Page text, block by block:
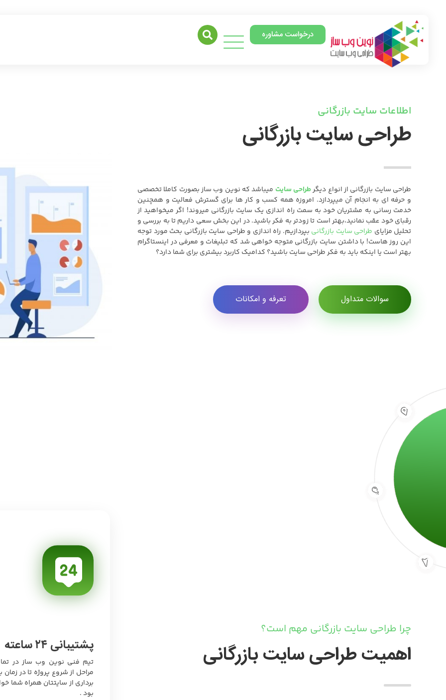
درخواست مشاوره
اطلاعات سایت بازرگانی
طراحی سایت بازرگانی
طراحی سایت بازرگانی از انواع دیگرطراحی سایت میباشد که نوین وب ساز بصورت کاملا تخصصی
و حرفه ای به انجام آن میپردازد. امروزه همه کسب و کار ها برای گسترش فعالیت و همچنین
خدمت رسانی به مشتریان خود به سمت راه اندازی یک سایت بازرگانی میروند! اگر میخواهید از
رقبای خود عقب نمانید،بهتر است تا زودتر به فکر باشید. در این بخش سعی داریم تا به بررسی و
تحلیل مزایای طراحی سایت بازرگانی بپردازیم. راه اندازی و طراحی سایت بازرگانی بحث مورد توجه
این روز هاست! با داشتن سایت بازرگانی متوجه خواهی شد که تبلیغات و معرفی در اینستاگرام
بهتر است یا اینکه باید به فکر طراحی سایت باشید؟ کدامیک کاربرد بیشتری برای شما دارد؟
سوالات متداول تعرفه و امکانات
چرا طراحی سایت بازرگانی مهم است؟
اهمیت طراحی سایت بازرگانی پشتیبانی ۲۴ ساعته
تیم فنی نوین وب ساز در
مراحل از شروع پروژه تا در زمان
برداری از سایتتان همراه شما
بود .